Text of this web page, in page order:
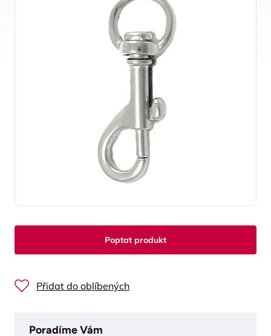
Poptat produkt
Přidat do oblíbených
Poradíme Vám